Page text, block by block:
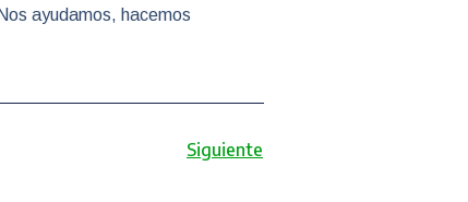
ayudamos, hacemos
Siguiente